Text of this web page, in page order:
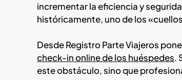
incrementar la eficiencia y
históricamente, uno de los
Desde Registro Parte Viajeros
check-in online de los huéspedes.
este obstáculo, sino que